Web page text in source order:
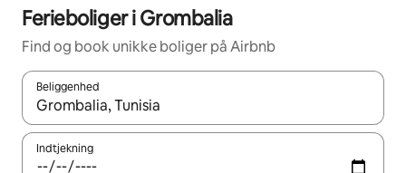
Ferieboliger i Grombalia
Find og book unikke boliger på Airbnb
Beliggenhed
Når resultaterne er tilgængelige, skal du navigere med
Indtjekning